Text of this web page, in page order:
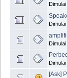
[Ask]